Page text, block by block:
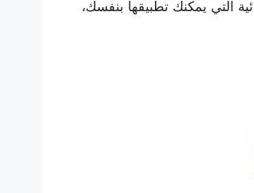
التي يمكنك تطبيقها بنفسك،